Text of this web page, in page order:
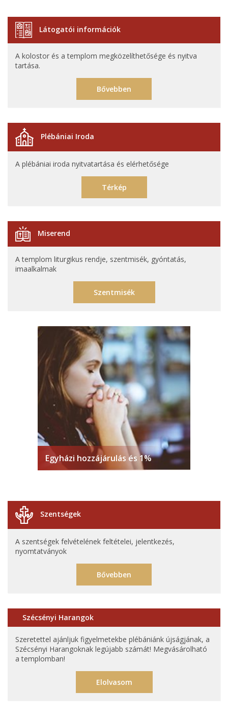
Látogatói információk
A kolostor és a templom megközelíthetősége és nyitva
tartása.
Bővebben
Plébániai Iroda
A plébániai iroda nyitvatartása és elérhetősége
Térkép
Miserend
A templom liturgikus rendje, szentmisék, gyóntatás,
imaalkalmak
Szentmisék
Egyházi hozzájárulás és 1%
Szentségek
A szentségek felvételének feltételei, jelentkezés,
nyomtatványok
Bővebben
Szécsényi Harangok
Szeretettel ajánljuk figyelmetekbe plébániánk újságjának, a
Szécsényi Harangoknak legújabb számát! Megvásárolható
a templomban!
Elolvasom